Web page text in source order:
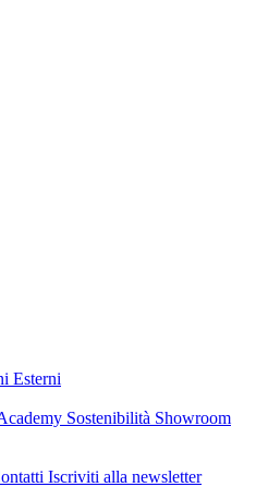
Esterni
Sostenibilità Showroom
Iscriviti alla newsletter